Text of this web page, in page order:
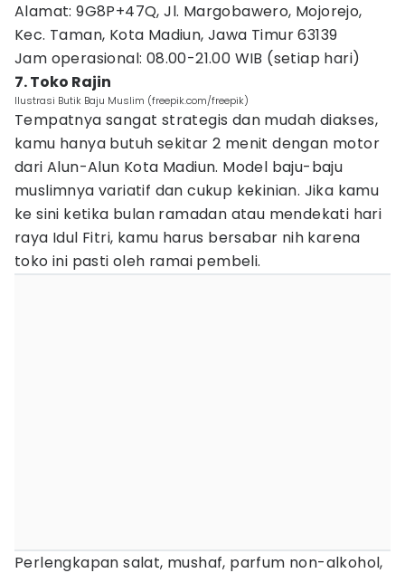
Alamat: 9G8P+47Q, Jl. Margobawero, Mojorejo,
Kec. Taman, Kota Madiun, Jawa Timur 63139
Jam operasional: 08.00-21.00 WIB (setiap hari)
7. Toko Rajin
Ilustrasi Butik Baju Muslim (freepik.com/freepik)
Tempatnya sangat strategis dan mudah diakses,
kamu hanya butuh sekitar 2 menit dengan motor
dari Alun-Alun Kota Madiun. Model baju-baju
muslimnya variatif dan cukup kekinian. Jika kamu
ke sini ketika bulan ramadan atau mendekati hari
raya Idul Fitri, kamu harus bersabar nih karena
toko ini pasti oleh ramai pembeli.
Perlengkapan salat, mushaf, parfum non-alkohol,